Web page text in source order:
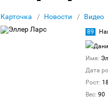
Карточка Новости Видео
89
Имя:
Дата
Рост:
Вес: 90